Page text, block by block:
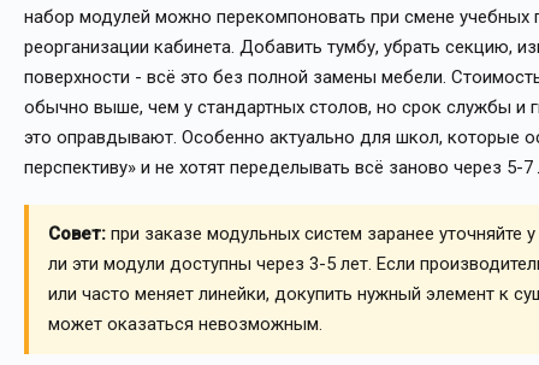
набор модулей можно перекомпоновать при смене учебных
реорганизации кабинета. Добавить тумбу, убрать секцию,
поверхности - всё это без полной замены мебели.
обычно выше, чем у стандартных столов, но срок службы и
это оправдывают. Особенно актуально для школ, которые
перспективу» и не хотят переделывать всё заново через 5-7
Совет: при заказе модульных систем заранее уточняйте
ли эти модули доступны через 3-5 лет. Если
или часто меняет линейки, докупить нужный элемент к
может оказаться невозможным.